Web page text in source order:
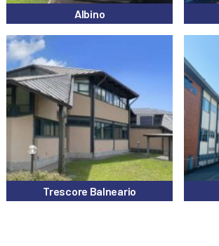
Albino
Trescore Balneario